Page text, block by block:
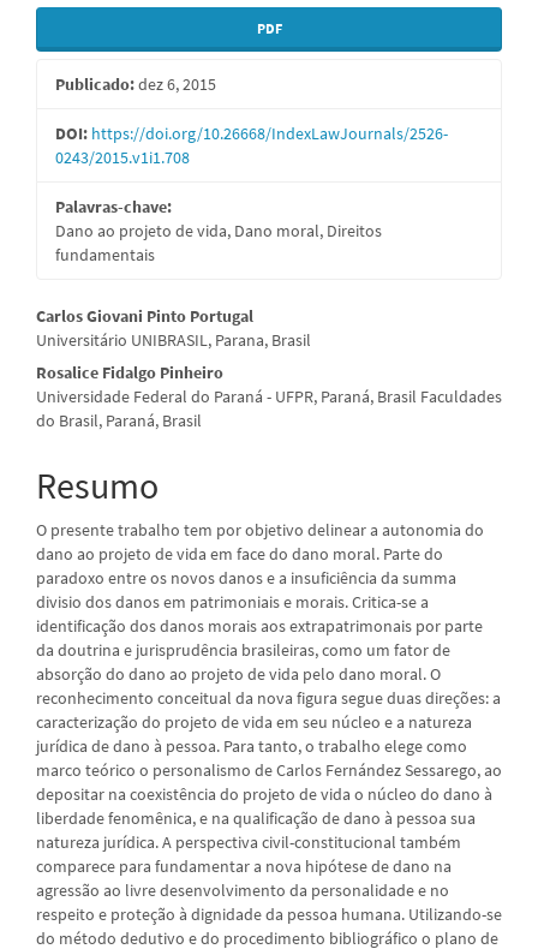
Barra
lateral
de
artigos
PDF
Publicado:dez 6, 2015
DOI: https://doi.org/10.26668/IndexLawJournals/2526-
0243/2015.v1i1.708
Palavras-chave:
Dano ao projeto de vida, Dano moral, Direitos
fundamentais
Conteúdo
do
artigo
principal
Carlos Giovani Pinto Portugal
Universitário UNIBRASIL, Parana, Brasil
Rosalice Fidalgo Pinheiro
Universidade Federal do Paraná - UFPR, Paraná, Brasil Faculdades
do Brasil, Paraná, Brasil
Resumo
O presente trabalho tem por objetivo delinear a autonomia do
dano ao projeto de vida em face do dano moral. Parte do
paradoxo entre os novos danos e a insuficiência da summa
divisio dos danos em patrimoniais e morais. Critica-se a
identificação dos danos morais aos extrapatrimonais por parte
da doutrina e jurisprudência brasileiras, como um fator de
absorção do dano ao projeto de vida pelo dano moral. O
reconhecimento conceitual da nova figura segue duas direções: a
caracterização do projeto de vida em seu núcleo e a natureza
jurídica de dano à pessoa. Para tanto, o trabalho elege como
marco teórico o personalismo de Carlos Fernández Sessarego, ao
depositar na coexistência do projeto de vida o núcleo do dano à
liberdade fenomênica, e na qualificação de dano à pessoa sua
natureza jurídica. A perspectiva civil-constitucional também
comparece para fundamentar a nova hipótese de dano na
agressão ao livre desenvolvimento da personalidade e no
respeito e proteção à dignidade da pessoa humana. Utilizando-se
do método dedutivo e do procedimento bibliográfico o plano de